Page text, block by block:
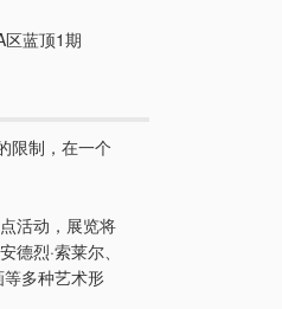
蓝顶1期
限制，在一个
活动，展览将
烈·索莱尔、
等多种艺术形